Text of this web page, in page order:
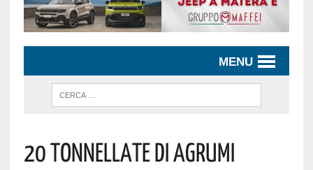
MENU
20 Tonnellate Di Agrumi